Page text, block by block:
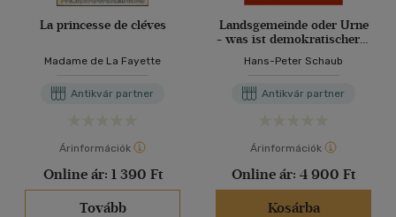
La princesse de cléves
Madame de La Fayette
Antikvár partner
Árinformációk
Online ár: 1 390 Ft
Tovább
Landsgemeinde oder Urne
- was ist demokratischer?:
Versammlungsdemokratie
Hans-Peter Schaub
Antikvár partner
Árinformációk
Online ár: 4 900 Ft
Kosárba